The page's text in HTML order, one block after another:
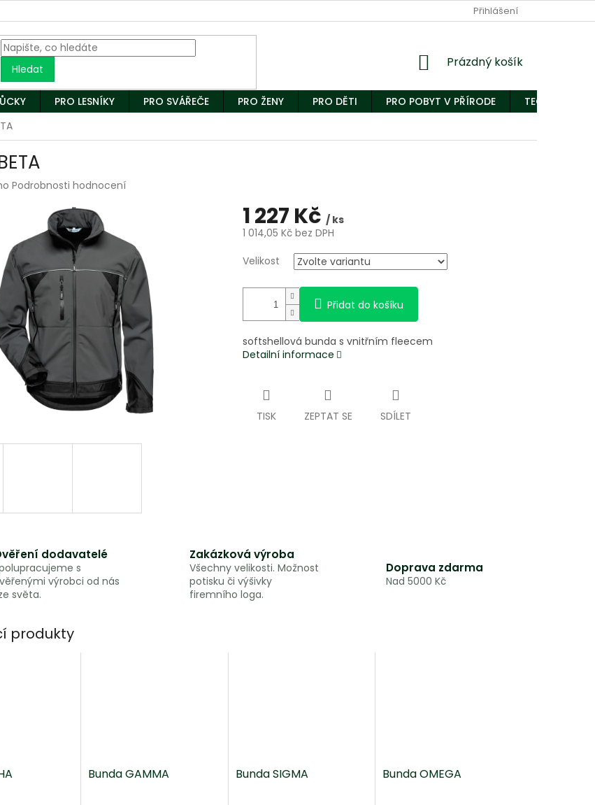
Přihlášení
Hledat
Nákupní
Prázdný košík
PRO LESNÍKY PRO SVÁŘEČE PRO ŽENY PRO DĚTI PRO POBYT V PŘÍRODE
TECHNICKÝ
Podrobnosti hodnocení
1 227 Kč / ks
1 014,05 Kč bez DPH
cena:
Velikost
Přidat do košíku
softshellová bunda s vnitřním fleecem
Detailní informace
TISK ZEPTAT SE SDÍLET
dodavatelé
s
výrobci od nás
světa.
Zakázková výroba
Všechny velikosti. Možnost
potisku či výšivky
firemního loga.
Doprava zdarma
Nad 5000 Kč
produkty
Bunda GAMMA Bunda SIGMA Bunda OMEGA